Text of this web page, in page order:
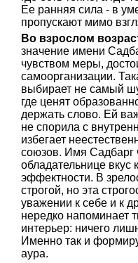
Ее ранняя сила - в
пропускают мимо
Во взрослом
значение имени
чувством меры,
самоорганизации.
выбирает не самый
где ценят
держать слово. Ей
не спорила с
избегает
союзов. Имя Садбарг
обладательнице вкус
эффектности. В
строгой, но эта
уважении к себе и к
нередко напоминает
интерьер: ничего
Именно так и
аура.